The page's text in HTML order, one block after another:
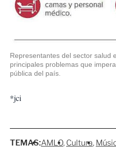
Representantes del sector salud
principales problemas que
pública del país.
*jci
TEMAS:AMLO Cultura